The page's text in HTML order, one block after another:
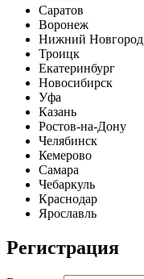
Саратов
Воронеж
Нижний Новгород
Троицк
Екатеринбург
Новосибирск
Уфа
Казань
Ростов-на-Дону
Челябинск
Кемерово
Самара
Чебаркуль
Краснодар
Ярославль
Регистрация